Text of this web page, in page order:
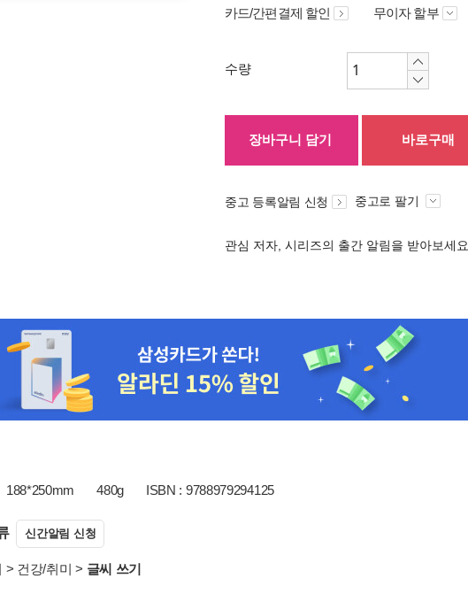
카드/간편결제 할인 무이자 할부
수량
장바구니 담기 바로구매
중고 등록알림 신청 중고로 팔기
관심 저자, 시리즈의 출간 알림을 받아보세요
188*250mm 480g ISBN : 9788979294125
신간알림 신청
> 건강/취미 > 글씨 쓰기